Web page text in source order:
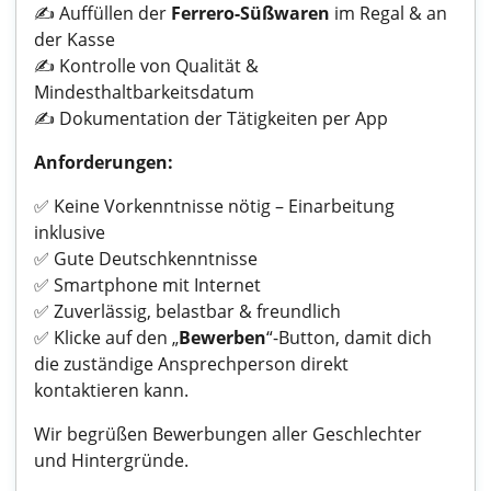
✍️ Auffüllen der Ferrero-Süßwaren im Regal & an
der Kasse
✍️ Kontrolle von Qualität &
Mindesthaltbarkeitsdatum
✍️ Dokumentation der Tätigkeiten per App
Anforderungen:
✅ Keine Vorkenntnisse nötig – Einarbeitung
inklusive
✅ Gute Deutschkenntnisse
✅ Smartphone mit Internet
✅ Zuverlässig, belastbar & freundlich
✅ Klicke auf den „Bewerben“-Button, damit dich
die zuständige Ansprechperson direkt
kontaktieren kann.
Wir begrüßen Bewerbungen aller Geschlechter
und Hintergründe.